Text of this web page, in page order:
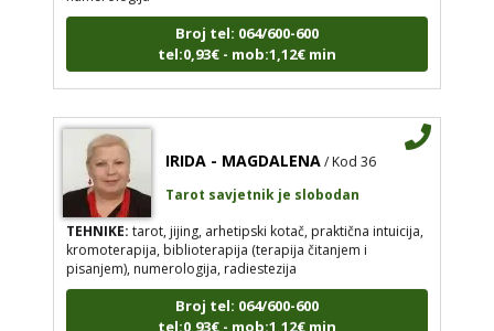
Broj tel: 064/600-600
tel:0,93€ - mob:1,12€ min
IRIDA - MAGDALENA / Kod 36
Tarot savjetnik je slobodan
TEHNIKE:tarot, jijing, arhetipski kotač, praktična intuicija,
kromoterapija, biblioterapija (terapija čitanjem i
pisanjem), numerologija, radiestezija
Broj tel: 064/600-600
tel:0,93€ - mob:1,12€ min